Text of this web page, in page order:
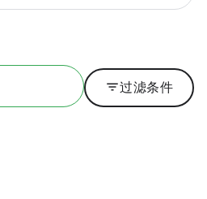
filter_list过滤条件